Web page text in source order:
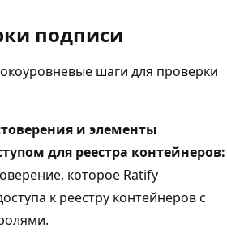
подписи
шаги для проверки
и элементы
для реестра контейнеров:
которое Ratify
к реестру контейнеров с